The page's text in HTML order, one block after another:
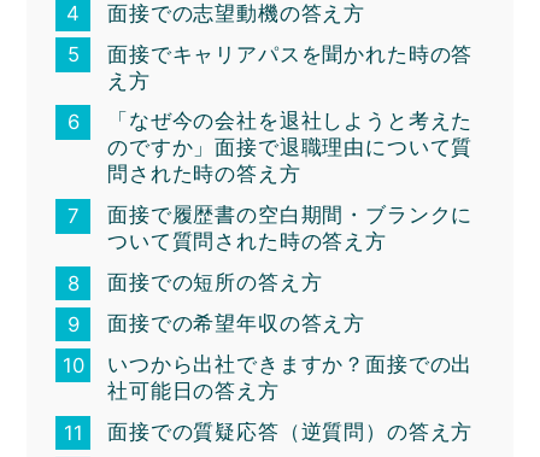
面接での志望動機の答え方
面接でキャリアパスを聞かれた時の答
え方
「なぜ今の会社を退社しようと考えた
のですか」面接で退職理由について質
問された時の答え方
面接で履歴書の空白期間・ブランクに
ついて質問された時の答え方
面接での短所の答え方
面接での希望年収の答え方
いつから出社できますか？面接での出
社可能日の答え方
面接での質疑応答（逆質問）の答え方